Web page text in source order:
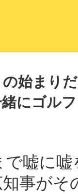
始まり
にゴル
嘘に嘘
事がそ